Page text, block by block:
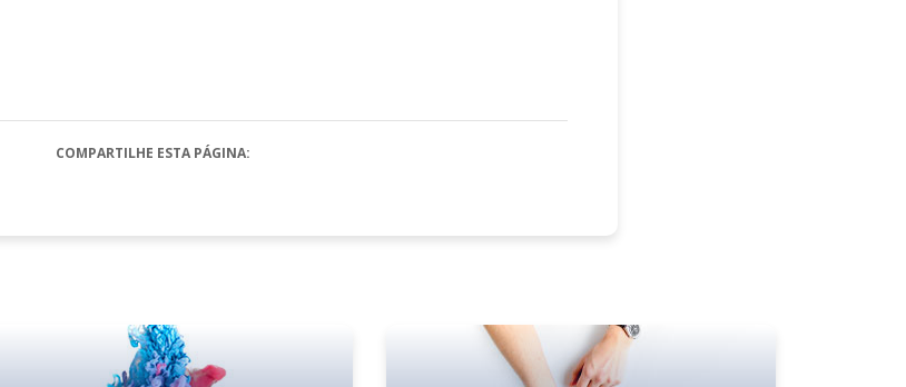
COMPARTILHE ESTA PÁGINA: